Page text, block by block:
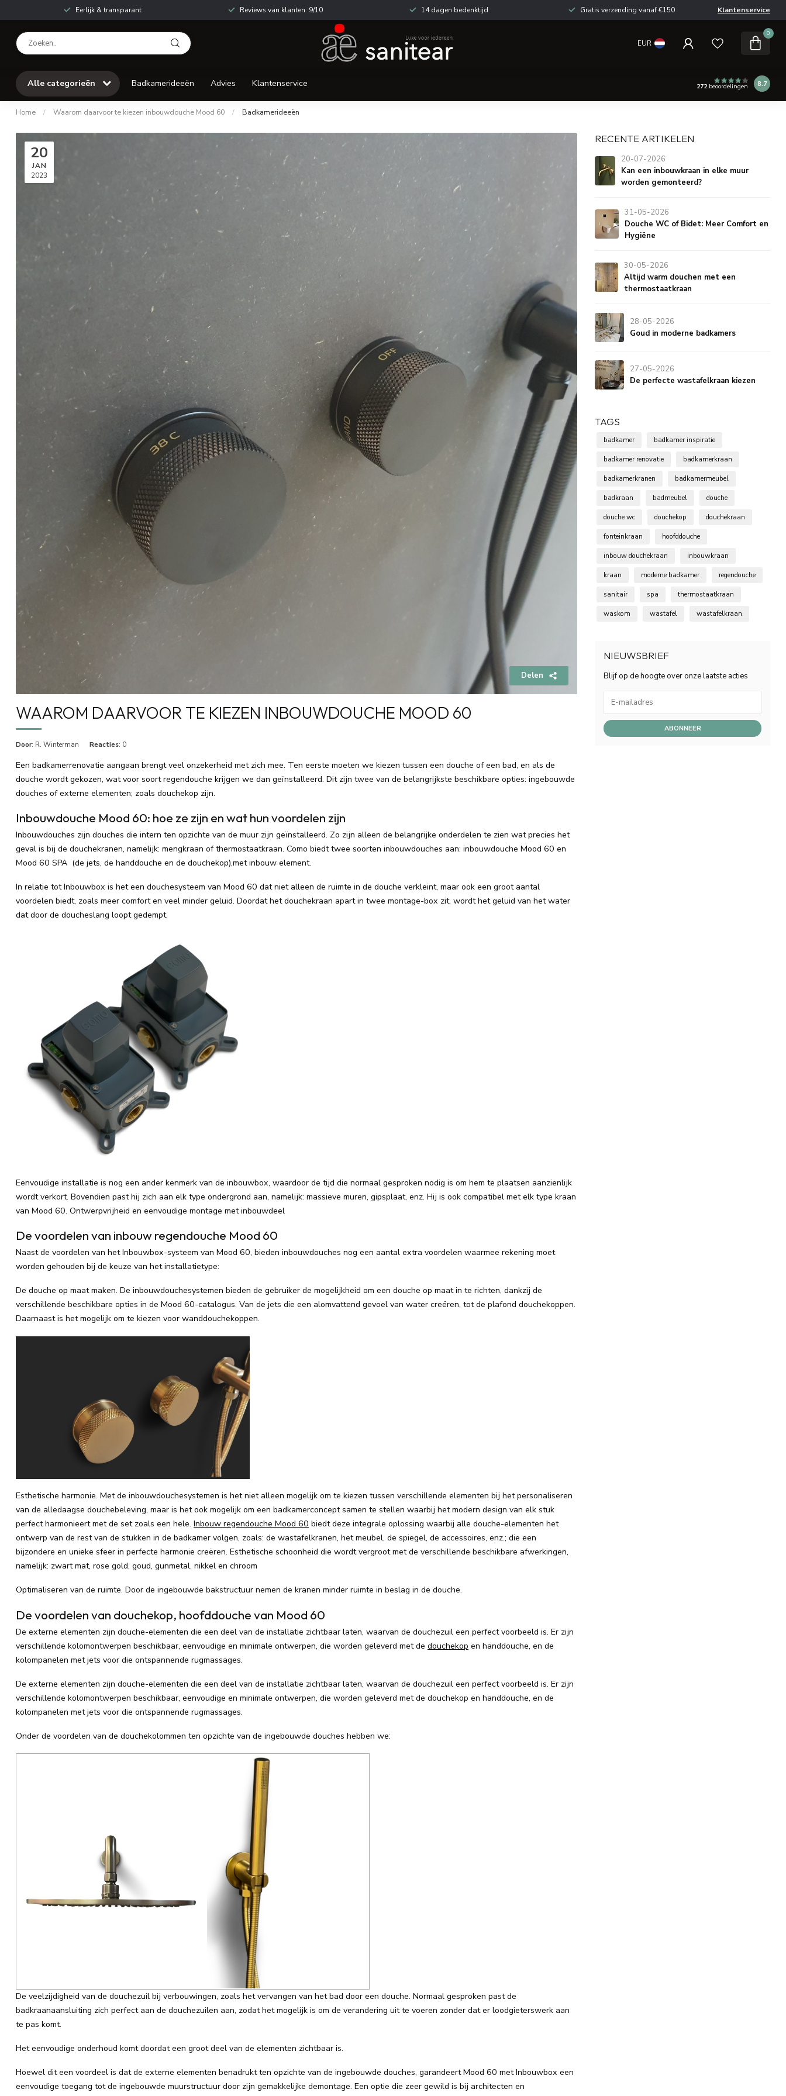
Eerlijk & transparant Reviews van klanten: 9/10 14 dagen bedenktijd Gratis verzending vanaf €150 Klantenservice
EUR
0
Alle categorieën Badkamerideeën Advies Klantenservice 272beoordelingen 8.7
Home / Waarom daarvoor te kiezen inbouwdouche Mood 60 / Badkamerideeën
20
JAN
2023
Delen
WAAROM DAARVOOR TE KIEZEN INBOUWDOUCHE MOOD 60
Door: R. Winterman Reacties: 0
Een badkamerrenovatie aangaan brengt veel onzekerheid met zich mee. Ten eerste moeten we kiezen tussen een douche of een bad, en als de
douche wordt gekozen, wat voor soort regendouche krijgen we dan geïnstalleerd. Dit zijn twee van de belangrijkste beschikbare opties: ingebouwde
douches of externe elementen; zoals douchekop zijn.
Inbouwdouche Mood 60: hoe ze zijn en wat hun voordelen zijn
Inbouwdouches zijn douches die intern ten opzichte van de muur zijn geïnstalleerd. Zo zijn alleen de belangrijke onderdelen te zien wat precies het
geval is bij de douchekranen, namelijk: mengkraan of thermostaatkraan. Como biedt twee soorten inbouwdouches aan: inbouwdouche Mood 60 en
Mood 60 SPA (de jets, de handdouche en de douchekop),met inbouw element.
In relatie tot Inbouwbox is het een douchesysteem van Mood 60 dat niet alleen de ruimte in de douche verkleint, maar ook een groot aantal
voordelen biedt, zoals meer comfort en veel minder geluid. Doordat het douchekraan apart in twee montage-box zit, wordt het geluid van het water
dat door de doucheslang loopt gedempt.
Eenvoudige installatie is nog een ander kenmerk van de inbouwbox, waardoor de tijd die normaal gesproken nodig is om hem te plaatsen aanzienlijk
wordt verkort. Bovendien past hij zich aan elk type ondergrond aan, namelijk: massieve muren, gipsplaat, enz. Hij is ook compatibel met elk type kraan
van Mood 60. Ontwerpvrijheid en eenvoudige montage met inbouwdeel
De voordelen van inbouw regendouche Mood 60
Naast de voordelen van het Inbouwbox-systeem van Mood 60, bieden inbouwdouches nog een aantal extra voordelen waarmee rekening moet
worden gehouden bij de keuze van het installatietype:
De douche op maat maken. De inbouwdouchesystemen bieden de gebruiker de mogelijkheid om een ​​douche op maat in te richten, dankzij de
verschillende beschikbare opties in de Mood 60-catalogus. Van de jets die een alomvattend gevoel van water creëren, tot de plafond douchekoppen.
Daarnaast is het mogelijk om te kiezen voor wanddouchekoppen.
Esthetische harmonie. Met de inbouwdouchesystemen is het niet alleen mogelijk om te kiezen tussen verschillende elementen bij het personaliseren
van de alledaagse douchebeleving, maar is het ook mogelijk om een ​​badkamerconcept samen te stellen waarbij het modern design van elk stuk
perfect harmonieert met de set zoals een hele. Inbouw regendouche Mood 60 biedt deze integrale oplossing waarbij alle douche-elementen het
ontwerp van de rest van de stukken in de badkamer volgen, zoals: de wastafelkranen, het meubel, de spiegel, de accessoires, enz.; die een
bijzondere en unieke sfeer in perfecte harmonie creëren. Esthetische schoonheid die wordt vergroot met de verschillende beschikbare afwerkingen,
namelijk: zwart mat, rose gold, goud, gunmetal, nikkel en chroom
Optimaliseren van de ruimte. Door de ingebouwde bakstructuur nemen de kranen minder ruimte in beslag in de douche.
De voordelen van douchekop, hoofddouche van Mood 60
De externe elementen zijn douche-elementen die een deel van de installatie zichtbaar laten, waarvan de douchezuil een perfect voorbeeld is. Er zijn
verschillende kolomontwerpen beschikbaar, eenvoudige en minimale ontwerpen, die worden geleverd met de douchekop en handdouche, en de
kolompanelen met jets voor die ontspannende rugmassages.
De externe elementen zijn douche-elementen die een deel van de installatie zichtbaar laten, waarvan de douchezuil een perfect voorbeeld is. Er zijn
verschillende kolomontwerpen beschikbaar, eenvoudige en minimale ontwerpen, die worden geleverd met de douchekop en handdouche, en de
kolompanelen met jets voor die ontspannende rugmassages.
Onder de voordelen van de douchekolommen ten opzichte van de ingebouwde douches hebben we:
De veelzijdigheid van de douchezuil bij verbouwingen, zoals het vervangen van het bad door een douche. Normaal gesproken past de
badkraanaansluiting zich perfect aan de douchezuilen aan, zodat het mogelijk is om de verandering uit te voeren zonder dat er loodgieterswerk aan
te pas komt.
Het eenvoudige onderhoud komt doordat een groot deel van de elementen zichtbaar is.
Hoewel dit een voordeel is dat de externe elementen benadrukt ten opzichte van de ingebouwde douches, garandeert Mood 60 met Inbouwbox een
eenvoudige toegang tot de ingebouwde muurstructuur door zijn gemakkelijke demontage. Een optie die zeer gewild is bij architecten en
RECENTE ARTIKELEN
20-07-2026
Kan een inbouwkraan in elke muur
worden gemonteerd?
31-05-2026
Douche WC of Bidet: Meer Comfort en
Hygiëne
30-05-2026
Altijd warm douchen met een
thermostaatkraan
28-05-2026
Goud in moderne badkamers
27-05-2026
De perfecte wastafelkraan kiezen
TAGS
badkamer badkamer inspiratie
badkamer renovatie badkamerkraan
badkamerkranen badkamermeubel
badkraan badmeubel douche
douche wc douchekop douchekraan
fonteinkraan hoofddouche
inbouw douchekraan inbouwkraan
kraan moderne badkamer regendouche
sanitair spa thermostaatkraan
waskom wastafel wastafelkraan
NIEUWSBRIEF
Blijf op de hoogte over onze laatste acties
ABONNEER